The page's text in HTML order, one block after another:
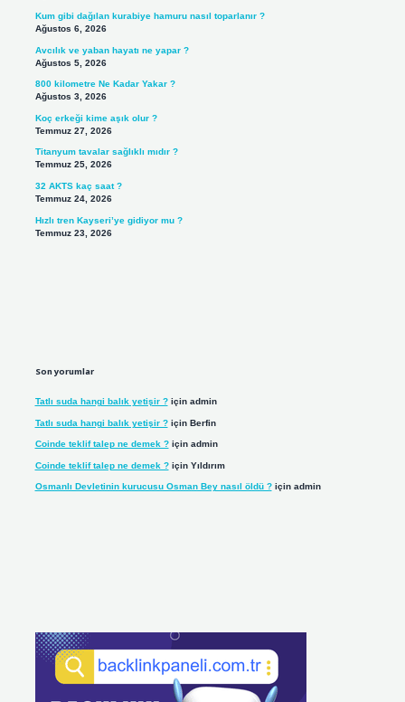
Kum gibi dağılan kurabiye hamuru nasıl toparlanır ?
Ağustos 6, 2026
Avcılık ve yaban hayatı ne yapar ?
Ağustos 5, 2026
800 kilometre Ne Kadar Yakar ?
Ağustos 3, 2026
Koç erkeği kime aşık olur ?
Temmuz 27, 2026
Titanyum tavalar sağlıklı mıdır ?
Temmuz 25, 2026
32 AKTS kaç saat ?
Temmuz 24, 2026
Hızlı tren Kayseri’ye gidiyor mu ?
Temmuz 23, 2026
Son yorumlar
Tatlı suda hangi balık yetişir ?için admin
Tatlı suda hangi balık yetişir ?için Berfin
Coinde teklif talep ne demek ?için admin
Coinde teklif talep ne demek ?için Yıldırım
Osmanlı Devletinin kurucusu Osman Bey nasıl öldü ?için admin